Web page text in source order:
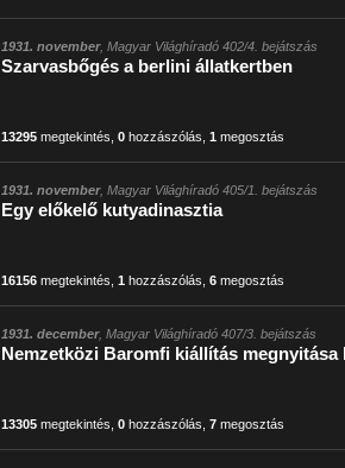
1931. november, Magyar Világhíradó 402/4. bejátszás
Szarvasbőgés a berlini állatkertben
13295megtekintés 0hozzászólás 1 megosztás
1931. november, Magyar Világhíradó 405/1. bejátszás
Egy előkelő kutyadinasztia
16156megtekintés 1 hozzászólás 6megosztás
1931. december, Magyar Világhíradó 407/3. bejátszás
Nemzetközi Baromfi kiállítás megnyitása
13305megtekintés 0hozzászólás 7megosztás